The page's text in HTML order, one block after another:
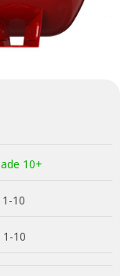
10+
10
1-10